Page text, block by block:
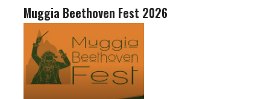
Muggia Beethoven Fest 2026